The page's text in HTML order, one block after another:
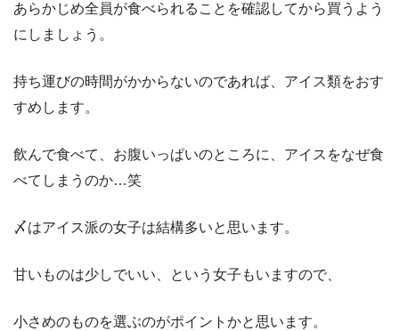
あらかじめ全員が食べられることを確認してから買うよう
にしましょう。
持ち運びの時間がかからないのであれば、アイス類をおす
すめします。
飲んで食べて、お腹いっぱいのところに、アイスをなぜ食
べてしまうのか…笑
〆はアイス派の女子は結構多いと思います。
甘いものは少しでいい、という女子もいますので、
小さめのものを選ぶのがポイントかと思います。